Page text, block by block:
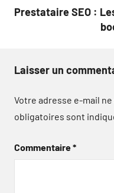
Prestataire SEO :
Laisser un
Votre adresse e-mail ne
obligatoires sont
Commentaire*